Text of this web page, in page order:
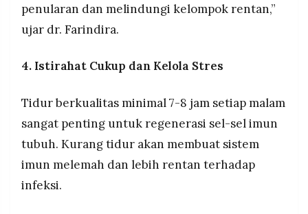
penularan dan melindungi kelompok rentan,”
ujar dr. Farindira.
4. Istirahat Cukup dan Kelola Stres
Tidur berkualitas minimal 7-8 jam setiap malam
sangat penting untuk regenerasi sel-sel imun
tubuh. Kurang tidur akan membuat sistem
imun melemah dan lebih rentan terhadap
infeksi.